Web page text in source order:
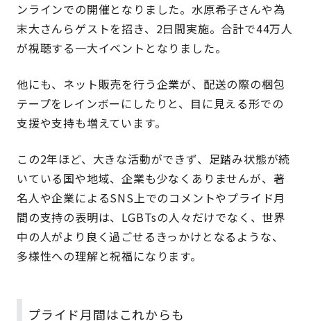
ンラインでの開催となりました。水原希子さんや為
末大さんらゲストを招き、2日間実施。合計で44万人
が視聴する一大イベントとなりました。
他にも、ネット販売を行う企業が、配送の際の梱包
テープをレインボーにしたりと、目に見える形での
支援や支持も増えています。
この2年ほど、大きな活動ができず、足踏み状態が続
いている国や地域、企業も少なくありませんが、著
名人や企業によるSNS上でのコメントやプライド月
間の支持の表明は、LGBTsの人々だけでなく、世界
中の人がより良く過ごせるきっかけとなるような、
多様性への理解と祝福になります。
プライド月間はこれからも